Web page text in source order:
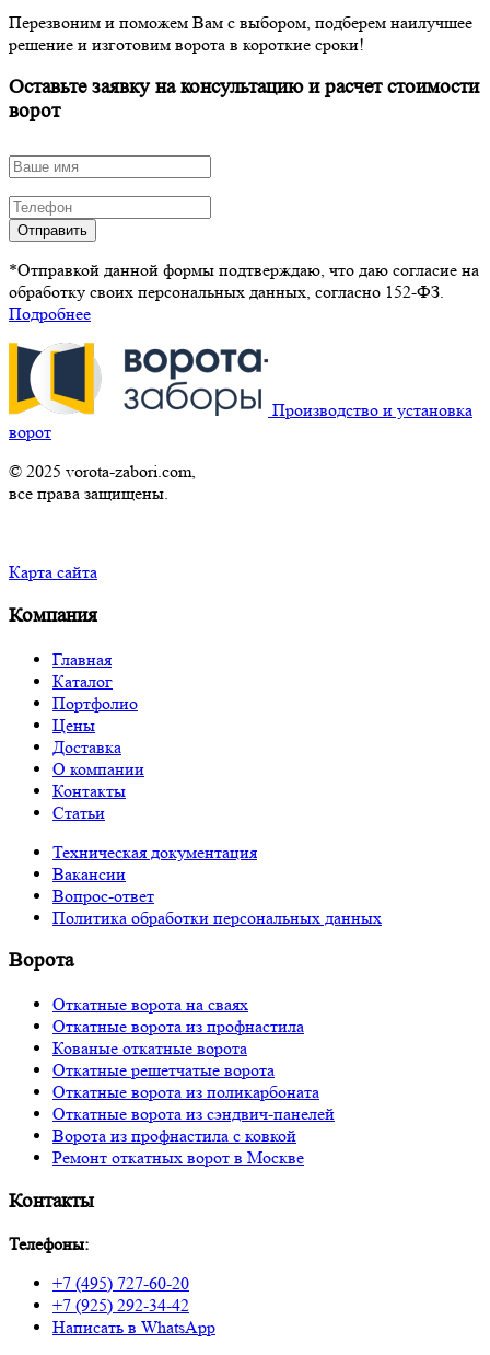
Перезвоним и поможем Вам с выбором, подберем наилучшее
решение и изготовим ворота в короткие сроки!
Оставьте заявку на консультацию и расчет стоимости
ворот
Отправить
*Отправкой данной формы подтверждаю, что даю согласие на
обработку своих персональных данных, согласно 152-ФЗ.
Подробнее
Производство и установка
ворот
© 2025 vorota-zabori.com,
все права защищены.
Карта сайта
Компания
Главная
Каталог
Портфолио
Цены
Доставка
О компании
Контакты
Статьи
Техническая документация
Вакансии
Вопрос-ответ
Политика обработки персональных данных
Ворота
Откатные ворота на сваях
Откатные ворота из профнастила
Кованые откатные ворота
Откатные решетчатые ворота
Откатные ворота из поликарбоната
Откатные ворота из сэндвич-панелей
Ворота из профнастила с ковкой
Ремонт откатных ворот в Москве
Контакты
Телефоны:
+7 (495) 727-60-20
+7 (925) 292-34-42
Написать в WhatsApp